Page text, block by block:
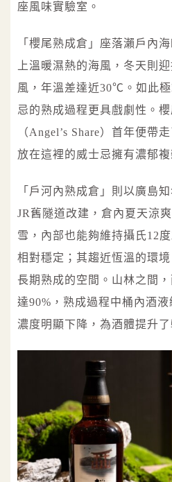
座風味實驗室。
「櫻尾熟成倉」座落瀨戶內
上溫暖濕熱的海風，冬天則
風，年溫差達近30℃。如此
忌的熟成過程更具戲劇性。
（Angel’s Share）首年便帶
放在這裡的威士忌擁有濃郁複
「戶河內熟成倉」則以廣島
JR舊隧道改建，倉內夏天涼
雪，內部也能夠維持攝氏12
相對穩定；其趨近恆溫的環
長期熟成的空間。山林之間
達90%，熟成過程中桶內酒
濃度明顯下降，為酒體提升了